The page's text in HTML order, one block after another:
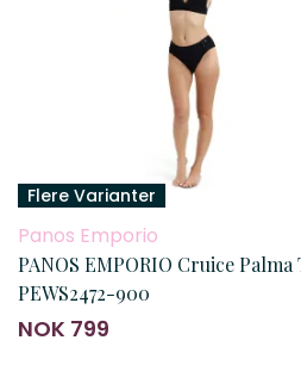
Flere Varianter
Panos Emporio
PANOS EMPORIO Cruice Palma
PEWS2472-900
NOK 799